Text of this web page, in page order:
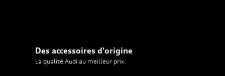
Des accessoires d'origine
La qualité Audi au meilleur prix.